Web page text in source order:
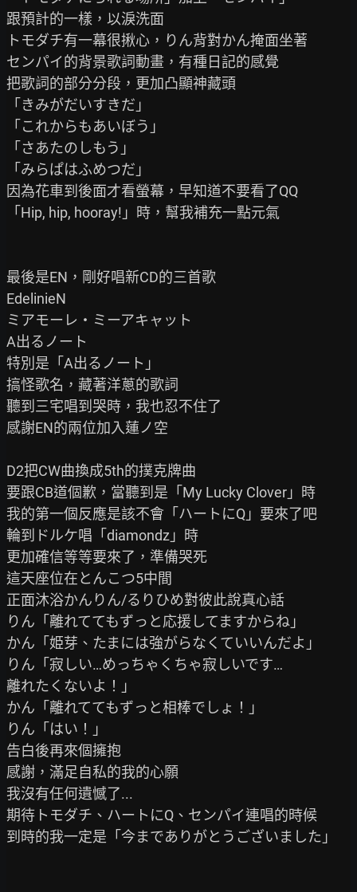
跟預計的一樣，以淚洗面
トモダチ有一幕很揪心，りん背對かん掩面坐著
センパイ的背景歌詞動畫，有種日記的感覺
把歌詞的部分分段，更加凸顯神藏頭
「きみがだいすきだ」
「これからもあいぼう」
「さあたのしもう」
「みらぱはふめつだ」
因為花車到後面才看螢幕，早知道不要看了QQ
「Hip, hip, hooray!」時，幫我補充一點元氣
最後是EN，剛好唱新CD的三首歌
EdelinieN
ミアモーレ・ミーアキャット
A出るノート
特別是「A出るノート」
搞怪歌名，藏著洋蔥的歌詞
聽到三宅唱到哭時，我也忍不住了
感謝EN的兩位加入蓮ノ空
D2把CW曲換成5th的撲克牌曲
要跟CB道個歉，當聽到是「My Lucky Clover」時
我的第一個反應是該不會「ハートにQ」要來了吧
輪到ドルケ唱「diamondz」時
更加確信等等要來了，準備哭死
這天座位在とんこつ5中間
正面沐浴かんりん/るりひめ對彼此說真心話
りん「離れててもずっと応援してますからね」
かん「姫芽、たまには強がらなくていいんだよ」
りん「寂しい…めっちゃくちゃ寂しいです…
離れたくないよ！」
かん「離れててもずっと相棒でしょ！」
りん「はい！」
告白後再來個擁抱
感謝，滿足自私的我的心願
我沒有任何遺憾了...
期待トモダチ、ハートにQ、センパイ連唱的時候
到時的我一定是「今までありがとうございました」